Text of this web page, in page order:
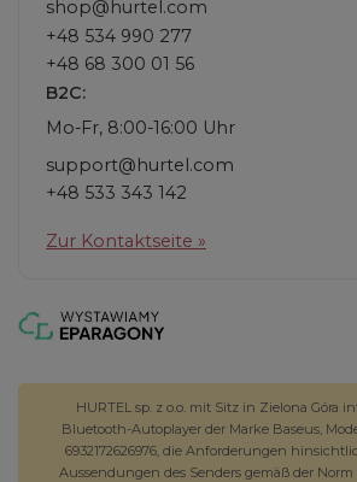
shop@hurtel.com
+48 534 990 277
+48 68 300 01 56
B2C:
Mo-Fr, 8:00-16:00 Uhr
support@hurtel.com
+48 533 343 142
Zur Kontaktseite »
HURTEL sp. z o.o. mit Sitz in Zielona Góra
Bluetooth-Autoplayer der Marke Baseus,
6932172626976, die Anforderungen
Aussendungen des Senders gemäß der Norm